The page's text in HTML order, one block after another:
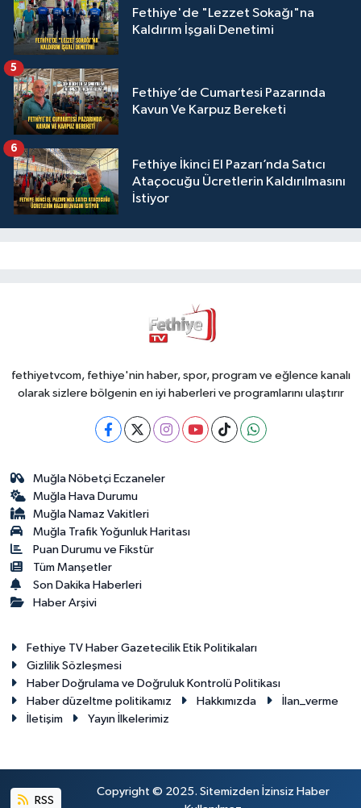
Fethiye'de "Lezzet Sokağı"na
Kaldırım İşgali Denetimi
Fethiye’de Cumartesi Pazarında
Kavun Ve Karpuz Bereketi
5
Fethiye İkinci El Pazarı’nda Satıcı
Ataçocuğu Ücretlerin Kaldırılmasını
İstiyor
6
fethiyetvcom, fethiye'nin haber, spor, program ve eğlence kanalı
olarak sizlere bölgenin en iyi haberleri ve programlarını ulaştırır
Muğla Nöbetçi Eczaneler
Muğla Hava Durumu
Muğla Namaz Vakitleri
Muğla Trafik Yoğunluk Haritası
Puan Durumu ve Fikstür
Tüm Manşetler
Son Dakika Haberleri
Haber Arşivi
Fethiye TV Haber Gazetecilik Etik Politikaları
Gizlilik Sözleşmesi
Haber Doğrulama ve Doğruluk Kontrolü Politikası
Haber düzeltme politikamız
Hakkımızda
İlan_verme
İletişim
Yayın İlkelerimiz
RSS
Copyright © 2025. Sitemizden İzinsiz Haber